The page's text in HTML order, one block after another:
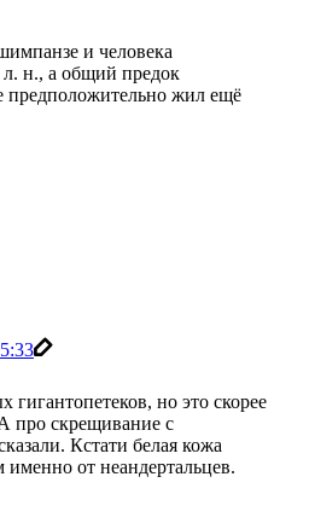
и человека
н., а общий предок
предположительно жил ещё
но это скорее
про скрещивание с
Кстати белая кожа
именно от неандертальцев.